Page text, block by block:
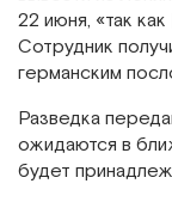
22 июня, «так
Сотрудник
германским
Разведка
ожидаются в
будет